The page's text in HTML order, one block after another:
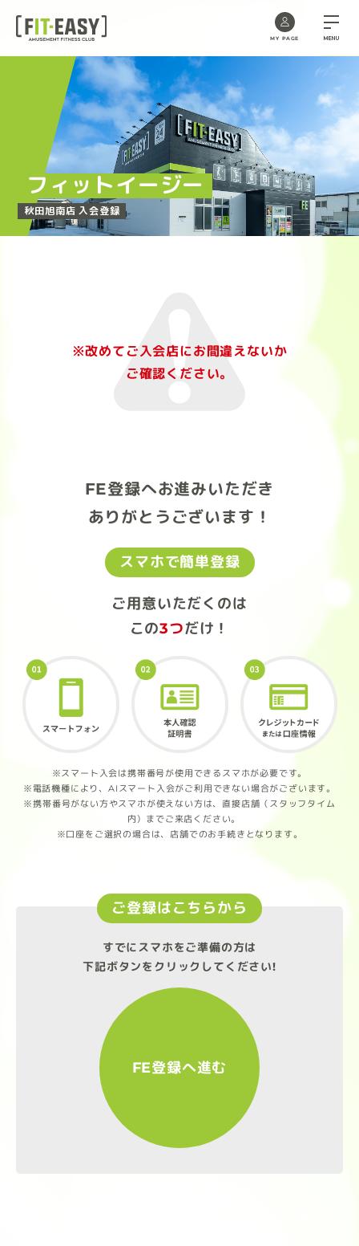
content
MY PAGE MENU
フィットイージー
秋田旭南店 入会登録
※改めてご入会店にお間違えないか
ご確認ください。
FE登録へお進みいただき
ありがとうございます！
スマホで簡単登録
ご用意いただくのは
この3つだけ！
※スマート入会は携帯番号が使用できるスマホが必要です。
※電話機種により、AIスマート入会がご利用できない場合がございます。
※携帯番号がない方やスマホが使えない方は、直接店舗（スタッフタイム
内）までご来店ください。
※口座をご選択の場合は、店舗でのお手続きとなります。
ご登録はこちらから
すでにスマホをご準備の方は
下記ボタンをクリックしてください!
FE登録へ進む